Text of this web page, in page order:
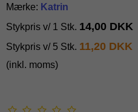
Mærke: Katrin
Stykpris v/ 1 Stk. 14,00 DKK
Stykpris v/ 5 Stk. 11,20 DKK
(inkl. moms)